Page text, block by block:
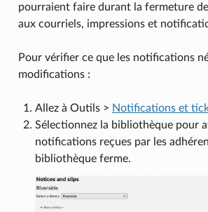
pourraient faire durant la fermeture
aux courriels, impressions et
Pour vérifier ce que les notifications
modifications :
Allez à Outils > Notifications et
Sélectionnez la bibliothèque pour
notifications reçues par les
bibliothèque ferme.